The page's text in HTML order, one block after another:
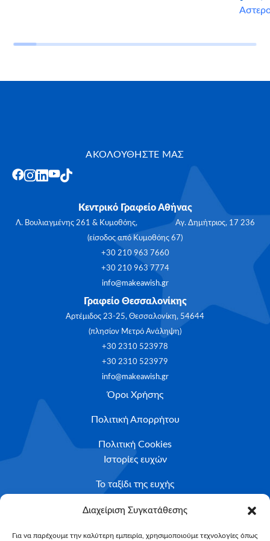
Διαχείριση Συγκατάθεσης
Για να παρέχουμε την καλύτερη εμπειρία, χρησιμοποιούμε τεχνολογίες όπως
ΑΚΟΛΟΥΘΗΣΤΕ ΜΑΣ
Κεντρικό Γραφείο Αθήνας
Λ. Βουλιαγμένης 261 & Κυμοθόης, Αγ. Δημήτριος, 17 236
(είσοδος από Κυμοθόης 67)
+30 210 963 7660
+30 210 963 7774
info@makeawish.gr
Γραφείο Θεσσαλονίκης
Αρτέμιδος 23-25, Θεσσαλονίκη, 54644
(πλησίον Μετρό Ανάληψη)
+30 2310 523978
+30 2310 523979
info@makeawish.gr
Όροι Χρήσης
Πολιτική Απορρήτου
Πολιτική Cookies
Ιστορίες ευχών
Το ταξίδι της ευχής
Κριτήρια Καταλληλότητας
Υποβολή Αιτήματος